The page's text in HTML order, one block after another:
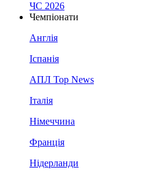
ЧС 2026
Чемпіонати
Англія
Іспанія
АПЛ Top News
Італія
Німеччина
Франція
Нідерланди